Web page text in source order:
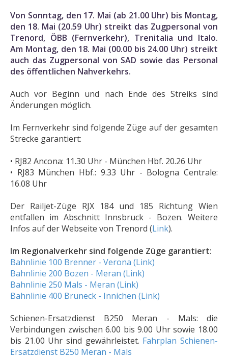
Von Sonntag, den 17. Mai (ab 21.00 Uhr) bis Montag,
den 18. Mai (20.59 Uhr) streikt das Zugpersonal von
Trenord, ÖBB (Fernverkehr), Trenitalia und Italo.
Am Montag, den 18. Mai (00.00 bis 24.00 Uhr) streikt
auch das Zugpersonal von SAD sowie das Personal
des öffentlichen Nahverkehrs.
Auch vor Beginn und nach Ende des Streiks sind
Änderungen möglich.
Im Fernverkehr sind folgende Züge auf der gesamten
Strecke garantiert:
• RJ82 Ancona: 11.30 Uhr - München Hbf. 20.26 Uhr
• RJ83 München Hbf.: 9.33 Uhr - Bologna Centrale:
16.08 Uhr
Der Railjet-Züge RJX 184 und 185 Richtung Wien
entfallen im Abschnitt Innsbruck - Bozen. Weitere
Infos auf der Webseite von Trenord (Link).
Im Regionalverkehr sind folgende Züge garantiert:
Bahnlinie 100 Brenner - Verona (Link)
Bahnlinie 200 Bozen - Meran (Link)
Bahnlinie 250 Mals - Meran (Link)
Bahnlinie 400 Bruneck - Innichen (Link)
Schienen-Ersatzdienst B250 Meran - Mals: die
Verbindungen zwischen 6.00 bis 9.00 Uhr sowie 18.00
bis 21.00 Uhr sind gewährleistet. Fahrplan Schienen-
Ersatzdienst B250 Meran - Mals